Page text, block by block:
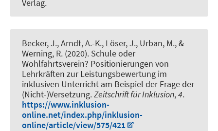
Verlag.
Becker, J., Arndt, A.-K., Löser, J., Urban, M., &
Werning, R. (2020). Schule oder
Wohlfahrtsverein? Positionierungen von
Lehrkräften zur Leistungsbewertung im
inklusiven Unterricht am Beispiel der Frage der
(Nicht-)Versetzung.Zeitschrift für Inklusion,4.
https://www.inklusion-
online.net/index.php/inklusion-
online/article/view/575/421